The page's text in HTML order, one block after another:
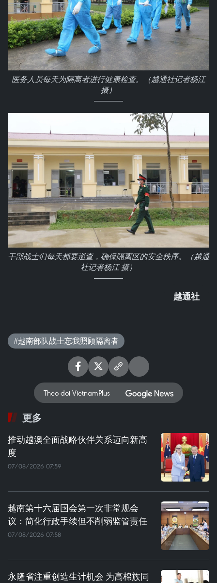
医务人员每天为隔离者进行健康检查。（越通社记者杨江
摄）
干部战士们每天都要巡查，确保隔离区的安全秩序。（越通
社记者杨江 摄）
越通社
#越南部队战士忘我照顾隔离者
Theo dõi VietnamPlus
更多
推动越澳全面战略伙伴关系迈向新高
度
07/08/2026 07:59
越南第十六届国会第一次非常规会
议：简化行政手续但不削弱监管责任
07/08/2026 07:58
永隆省注重创造生计机会 为高棉族同